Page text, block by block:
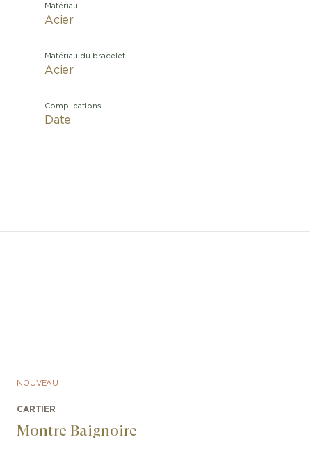
Matériau
Acier
Matériau du bracelet
Acier
Complications
Date
font
NOUVEAU
CARTIER
Montre Baignoire